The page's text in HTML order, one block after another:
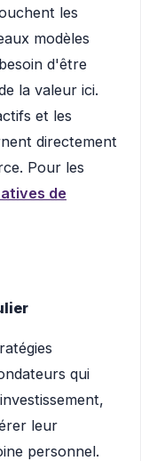
les
modèles
d'être
la valeur ici.
et les
directement
Pour les
de
qui
leur
personnel.